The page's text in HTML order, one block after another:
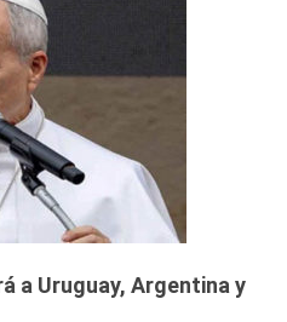
a Uruguay, Argentina y